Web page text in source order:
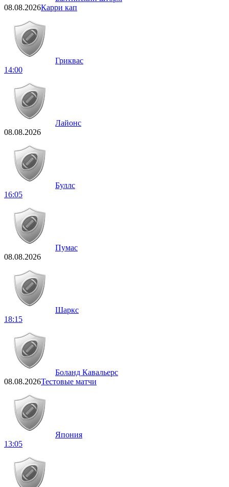
08.08.2026Карри кап
Гриквас
14:00
Лайонс
08.08.2026
Буллс
16:05
Пумас
08.08.2026
Шаркс
18:15
Боланд Кавальерс
08.08.2026Тестовые матчи
Япония
13:05